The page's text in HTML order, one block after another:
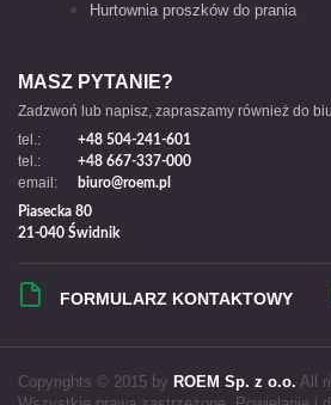
Hurtownia proszków do prania
MASZ PYTANIE?
Zadzwoń lub napisz, zapraszamy również do
tel.:
+48 504-241-601
tel.: +48 667-337-000
email:
biuro@roem.pl
Piasecka 80
21-040 Świdnik
FORMULARZ KONTAKTOWY
Copyrights © 2015 by ROEM Sp. z o.o. All